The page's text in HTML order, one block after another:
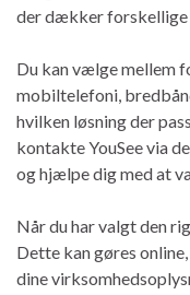
der dækker forskellige
Du kan vælge mellem
mobiltelefoni,
hvilken løsning der
kontakte YouSee via
og hjælpe dig med at
Når du har valgt den
Dette kan gøres
dine